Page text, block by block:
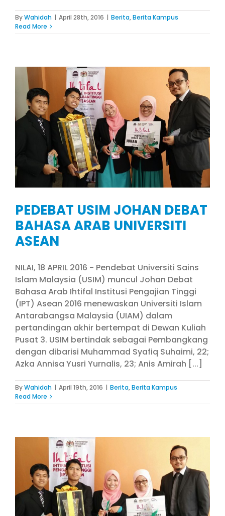
ByWahidah | April 28th, 2016 | Berita,Berita Kampus
Read More
PEDEBAT USIM JOHAN DEBAT
BAHASA ARAB UNIVERSITI
ASEAN
NILAI, 18 APRIL 2016 - Pendebat Universiti Sains
Islam Malaysia (USIM) muncul Johan Debat
Bahasa Arab Ihtifal Institusi Pengajian Tinggi
(IPT) Asean 2016 menewaskan Universiti Islam
Antarabangsa Malaysia (UIAM) dalam
pertandingan akhir bertempat di Dewan Kuliah
Pusat 3. USIM bertindak sebagai Pembangkang
dengan dibarisi Muhammad Syafiq Suhaimi, 22;
Azka Annisa Yusri Yurnalis, 23; Anis Amirah [...]
ByWahidah | April 19th, 2016 | Berita,Berita Kampus
Read More